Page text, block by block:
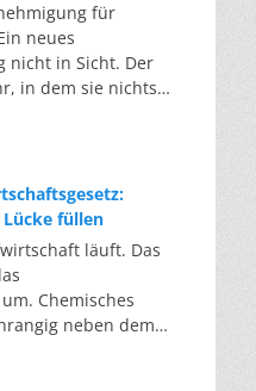
für
neues
nicht in Sicht. Der
in dem sie nichts
schneller. Die
bestätigt dieses
wie nie zuvor wurden
gingen netto
Der Bestand
Das gesetzliche
zum Jahresende ist
Lücke füllen
läuft. Das
Chemisches
neben dem